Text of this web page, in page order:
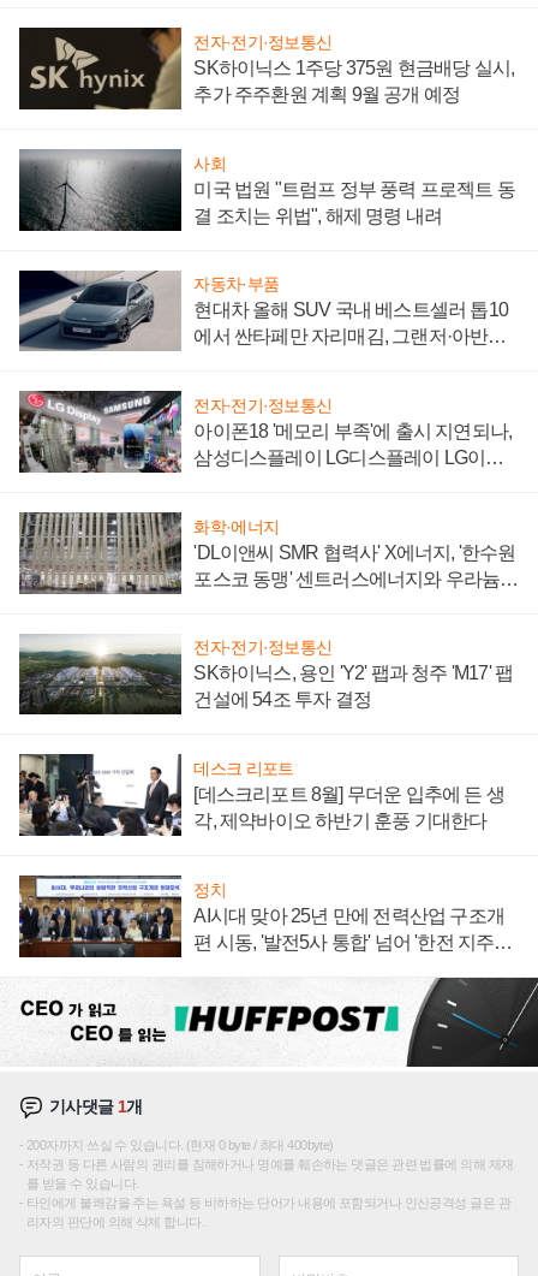
전자·전기·정보통신
SK하이닉스 1주당 375원 현금배당 실시,
추가 주주환원 계획 9월 공개 예정
사회
미국 법원 "트럼프 정부 풍력 프로젝트 동
결 조치는 위법", 해제 명령 내려
자동차·부품
현대차 올해 SUV 국내 베스트셀러 톱10
에서 싼타페만 자리매김, 그랜저·아반떼
전자·전기·정보통신
아이폰18 '메모리 부족'에 출시 지연되나,
삼성디스플레이 LG디스플레이 LG이노
화학·에너지
'DL이앤씨 SMR 협력사' X에너지, '한수원
포스코 동맹' 센트러스에너지와 우라늄
전자·전기·정보통신
SK하이닉스, 용인 'Y2' 팹과 청주 'M17' 팹
건설에 54조 투자 결정
데스크 리포트
[데스크리포트 8월] 무더운 입추에 든 생
각, 제약바이오 하반기 훈풍 기대한다
정치
AI시대 맞아 25년 만에 전력산업 구조개
편 시동, '발전5사 통합' 넘어 '한전 지주사'
기사댓글1개
200자까지 쓰실 수 있습니다. (현재 0 byte / 최대 400byte)
저작권 등 다른 사람의 권리를 침해하거나 명예를 훼손하는 댓글은 관련 법률에 의해 제재
를 받을 수 있습니다.
타인에게 불쾌감을 주는 욕설 등 비하하는 단어가 내용에 포함되거나 인신공격성 글은 관
리자의 판단에 의해 삭제 합니다.